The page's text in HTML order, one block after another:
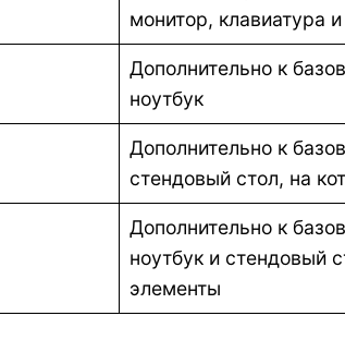
монитор, клавиатура
Дополнительно к
ноутбук
Дополнительно к
стендовый стол, на
Дополнительно к
ноутбук и стендовый
элементы